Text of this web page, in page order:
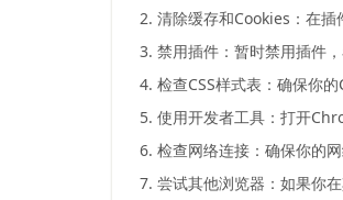
2. 清除缓存和Cookies：在插
3. 禁用插件：暂时禁用插件
4. 检查CSS样式表：确保你
5. 使用开发者工具：打开
6. 检查网络连接：确保你的
7. 尝试其他浏览器：如果你